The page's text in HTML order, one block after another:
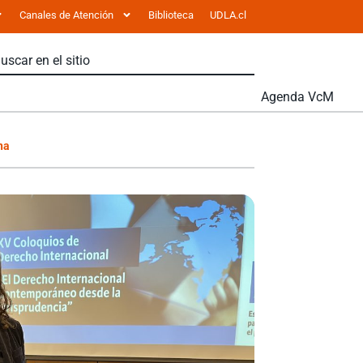
Canales de Atención Biblioteca UDLA.cl
Agenda VcM